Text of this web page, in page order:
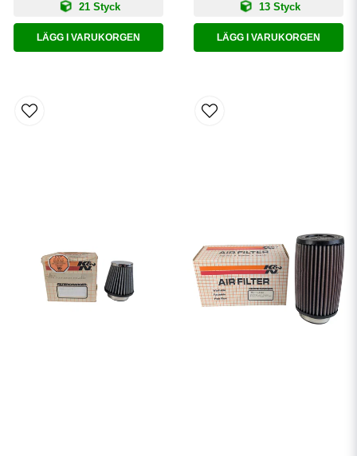
21 Styck
LÄGG I VARUKORGEN
13 Styck
LÄGG I VARUKORGEN